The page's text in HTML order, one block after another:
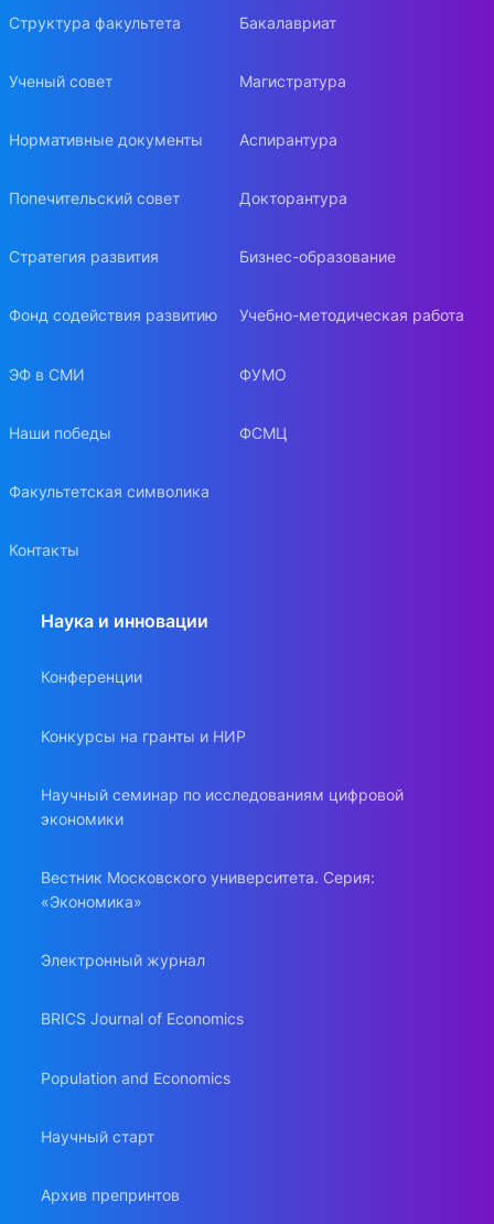
Структура факультета
Ученый совет
Нормативные документы
Попечительский совет
Стратегия развития
Фонд содействия развитию
ЭФ в СМИ
Наши победы
Факультетская символика
Контакты
Бакалавриат
Магистратура
Аспирантура
Докторантура
Бизнес-образование
Учебно-методическая работа
ФУМО
ФСМЦ
Наука и инновации
Конференции
Конкурсы на гранты и НИР
Научный семинар по исследованиям цифровой
экономики
Вестник Московского университета. Серия:
«Экономика»
Электронный журнал
BRICS Journal of Economics
Population and Economics
Научный старт
Архив препринтов